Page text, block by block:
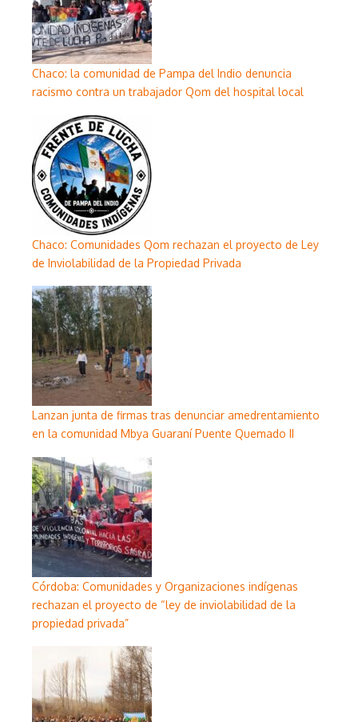
Chaco: la comunidad de Pampa del Indio denuncia
racismo contra un trabajador Qom del hospital local
Chaco: Comunidades Qom rechazan el proyecto de Ley
de Inviolabilidad de la Propiedad Privada
Lanzan junta de firmas tras denunciar amedrentamiento
en la comunidad Mbya Guaraní Puente Quemado II
Córdoba: Comunidades y Organizaciones indígenas
rechazan el proyecto de “ley de inviolabilidad de la
propiedad privada”